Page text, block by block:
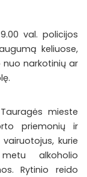
val. policijos
keliuose,
narkotinių ar
mieste
priemonių ir
kurie
alkoholio
Rytinio reido